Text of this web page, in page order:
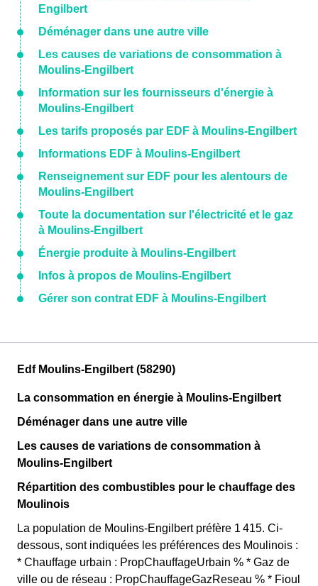
Engilbert
Déménager dans une autre ville
Les causes de variations de consommation à
Moulins-Engilbert
Information sur les fournisseurs d'énergie à
Moulins-Engilbert
Les tarifs proposés par EDF à Moulins-Engilbert
Informations EDF à Moulins-Engilbert
Renseignement sur EDF pour les alentours de
Moulins-Engilbert
Toute la documentation sur l'électricité et le gaz
à Moulins-Engilbert
Énergie produite à Moulins-Engilbert
Infos à propos de Moulins-Engilbert
Gérer son contrat EDF à Moulins-Engilbert
Edf Moulins-Engilbert (58290)
La consommation en énergie à Moulins-Engilbert
Déménager dans une autre ville
Les causes de variations de consommation à
Moulins-Engilbert
Répartition des combustibles pour le chauffage des
Moulinois
La population de Moulins-Engilbert préfère 1 415. Ci-
dessous, sont indiquées les préférences des Moulinois :
* Chauffage urbain : PropChauffageUrbain % * Gaz de
ville ou de réseau : PropChauffageGazReseau % * Fioul